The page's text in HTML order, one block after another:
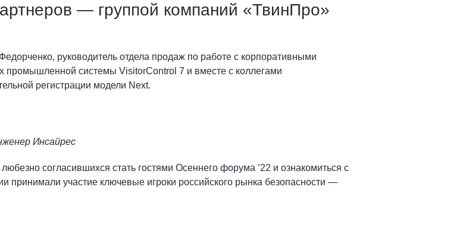
— группой компаний «ТвинПро»
руководитель отдела продаж по работе с корпоративными
промышленной системы VisitorControl 7 и вместе с коллегами
регистрации модели Next.
Инсайрес
согласившихся стать гостями Осеннего форума ’22 и ознакомиться с
участие ключевые игроки российского рынка безопасности —